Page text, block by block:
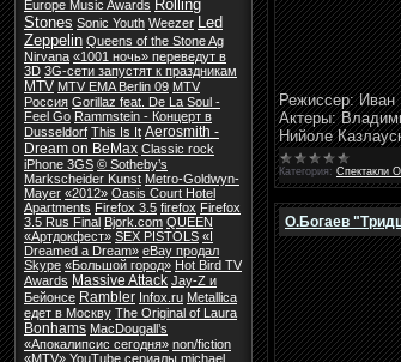
Europe Music Awards Rolling
Stones Sonic Youth Weezer Led
Zeppelin Queens of the Stone Ag
Nirvana «1001 ночь» переведут в
3D 3G-сети запустят к праздникам
MTV MTV EMA Berlin 09 MTV
Россия Gorillaz feat. De La Soul -
Feel Go Rammstein - Концерт в
Dusseldorf This Is It Aerosmith -
Dream on BeMax Classic rock
iPhone 3GS © Sotheby’s
Markscheider Kunst Metro-Goldwyn-
Mayer «2012» Oasis Court Hotel
Apartments Firefox 3.5 firefox Firefox
3.5 Rus Final Bjork.com QUEEN
«Артдокфест» SEX PISTOLS «I
Dreamed a Dream» eBay продал
Skype «Большой город» Hot Bird TV
Awards Massive Attack Jay-Z и
Бейонсе Rambler Infox.ru Metallica
едет в Москву The Original of Laura
Bonhams MacDougall’s
«Апокалипсис сегодня» non/fiction
«MTV» YouTube сериалы michael
Режиссер: Иван
Актеры:
Нийоле
Категория: Спектакли
О.Богаев